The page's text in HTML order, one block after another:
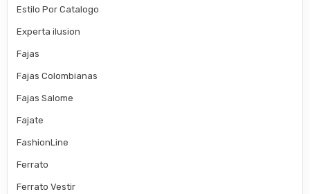
Estilo Por Catalogo
Experta ilusion
Fajas
Fajas Colombianas
Fajas Salome
Fajate
FashionLine
Ferrato
Ferrato Vestir